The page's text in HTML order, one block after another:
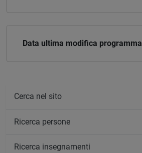
Data ultima modifica programma
Cerca nel sito
Ricerca persone
Ricerca insegnamenti